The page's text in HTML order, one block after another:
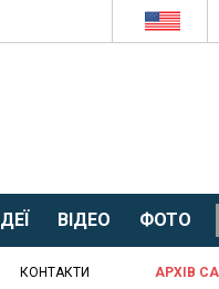
ВІДЕО ФОТО
КОНТАКТИ АРХІВ